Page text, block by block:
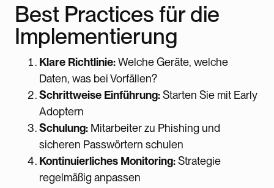
Best Practices für die
Implementierung
Klare Richtlinie:Welche Geräte, welche
Daten, was bei Vorfällen?
Schrittweise Einführung:Starten Sie mit Early
Adoptern
Schulung: Mitarbeiter zu Phishing und
sicheren Passwörtern schulen
Kontinuierliches Monitoring:Strategie
regelmäßig anpassen